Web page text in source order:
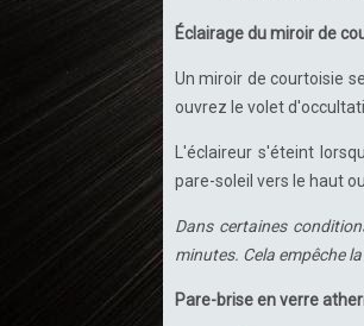
Éclairage du miroir de
Un miroir de courtoisie
ouvrez le volet
L'éclaireur s'éteint
pare-soleil vers le haut
Dans certaines
minutes. Cela empêche
Pare-brise en verre